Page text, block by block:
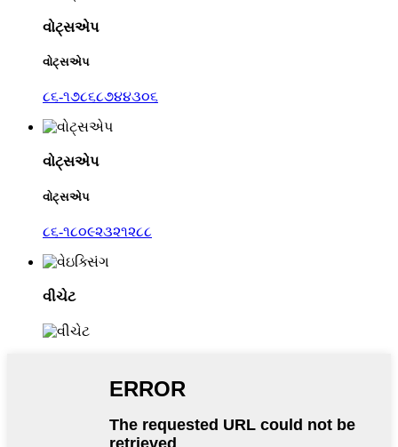
વોટ્સએપ
વોટ્સએપ
૮૬-૧૭૮૬૮૭૪૪૩૦૬
વોટ્સએપ
વોટ્સએપ
૮૬-૧૮૦૯૨૩૨૧૨૮૮
વીચેટ